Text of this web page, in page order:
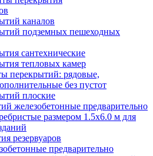
каналов
подземных пешеходных
сантехнические
тепловых камер
перекрытий: рядовые,
без пустот
плоские
железобетонные предварительно
размером 1.5х6.0 м для
резервуаров
предварительно